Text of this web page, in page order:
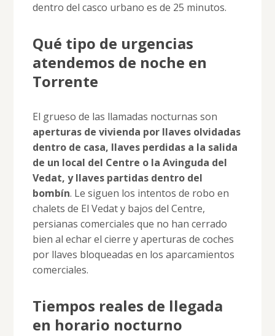
dentro del casco urbano es de 25 minutos.
Qué tipo de urgencias
atendemos de noche en
Torrente
El grueso de las llamadas nocturnas son
aperturas de vivienda por llaves olvidadas
dentro de casa, llaves perdidas a la salida
de un local del Centre o la Avinguda del
Vedat, y llaves partidas dentro del
bombín. Le siguen los intentos de robo en
chalets de El Vedat y bajos del Centre,
persianas comerciales que no han cerrado
bien al echar el cierre y aperturas de coches
por llaves bloqueadas en los aparcamientos
comerciales.
Tiempos reales de llegada
en horario nocturno